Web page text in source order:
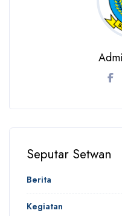
Seputar Setwan
Berita
Kegiatan